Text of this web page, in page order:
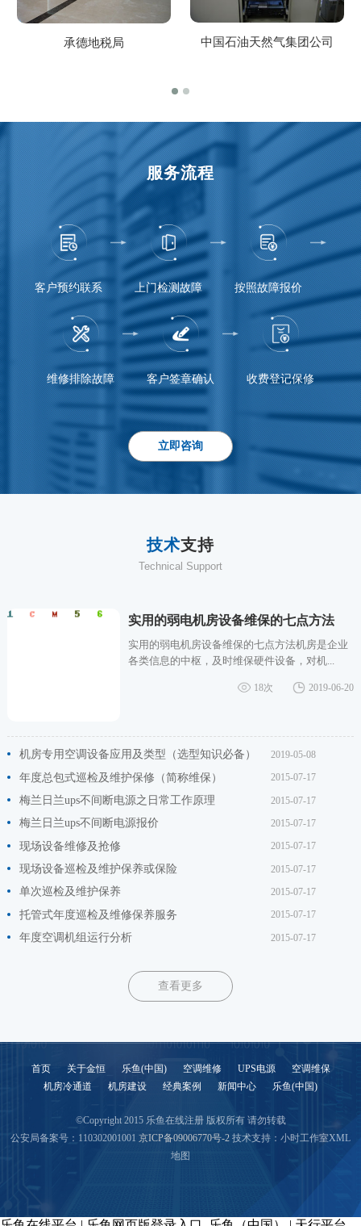
承德地税局 中国石油天然气集团公司
服务流程
客户预约联系 上门检测故障 按照故障报价
维修排除故障 客户签章确认 收费登记保修
立即咨询
技术支持
Technical Support
实用的弱电机房设备维保的七点方法
实用的弱电机房设备维保的七点方法机房是企业
各类信息的中枢，及时维保硬件设备，对机...
18次 2019-06-20
机房专用空调设备应用及类型（选型知识必备） 2019-05-08
年度总包式巡检及维护保修（简称维保） 2015-07-17
梅兰日兰ups不间断电源之日常工作原理 2015-07-17
梅兰日兰ups不间断电源报价 2015-07-17
现场设备维修及抢修 2015-07-17
现场设备巡检及维护保养或保险 2015-07-17
单次巡检及维护保养 2015-07-17
托管式年度巡检及维修保养服务 2015-07-17
年度空调机组运行分析 2015-07-17
查看更多
首页 关于金恒 乐鱼(中国) 空调维修 UPS电源
空调维保
机房冷通道
机房建设 经典案例 新闻中心 乐鱼(中国)
©Copyright 2015 乐鱼在线注册 版权所有 请勿转载
公安局备案号：110302001001 京ICP备09006770号-2 技术支持：小时工作室XML
地图